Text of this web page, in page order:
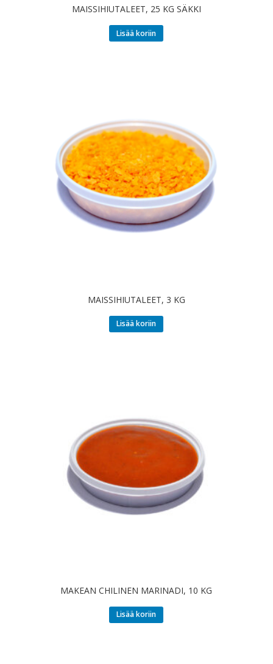
MAISSIHIUTALEET, 25 KG SÄKKI
Lisää koriin
MAISSIHIUTALEET, 3 KG
Lisää koriin
MAKEAN CHILINEN MARINADI, 10 KG
Lisää koriin